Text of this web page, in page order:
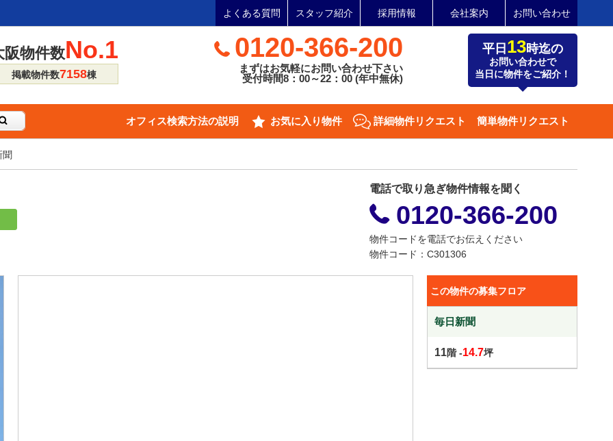
よくある質問 スタッフ紹介 採用情報 会社案内 お問い合わせ
阪物件数No.1
掲載物件数7158棟
0120-366-200
まずはお気軽にお問い合わせ下さい
受付時間8：00～22：00 (年中無休)
平日 13時迄の
お問い合わせで
当日に物件をご紹介！
オフィス検索方法の説明 お気に入り物件 詳細物件リクエスト 簡単物件リクエスト
電話で取り急ぎ物件情報を聞く
0120-366-200
物件コードを電話でお伝えください
物件コード：C301306
この物件の募集フロア
毎日新聞
11階 -14.7坪